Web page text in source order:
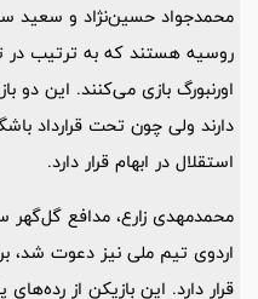
محمدجواد حسین‌نژاد و سعید
روسیه هستند که به ترتیب در
اورنبورگ بازی می‌کنند. این دو
دارند ولی چون تحت قرارداد
استقلال در ابهام قرار دارد.
محمدمهدی زارع، مدافع گل‌گهر
اردوی تیم ملی نیز دعوت شد،
قرار دارد. این بازیکن از